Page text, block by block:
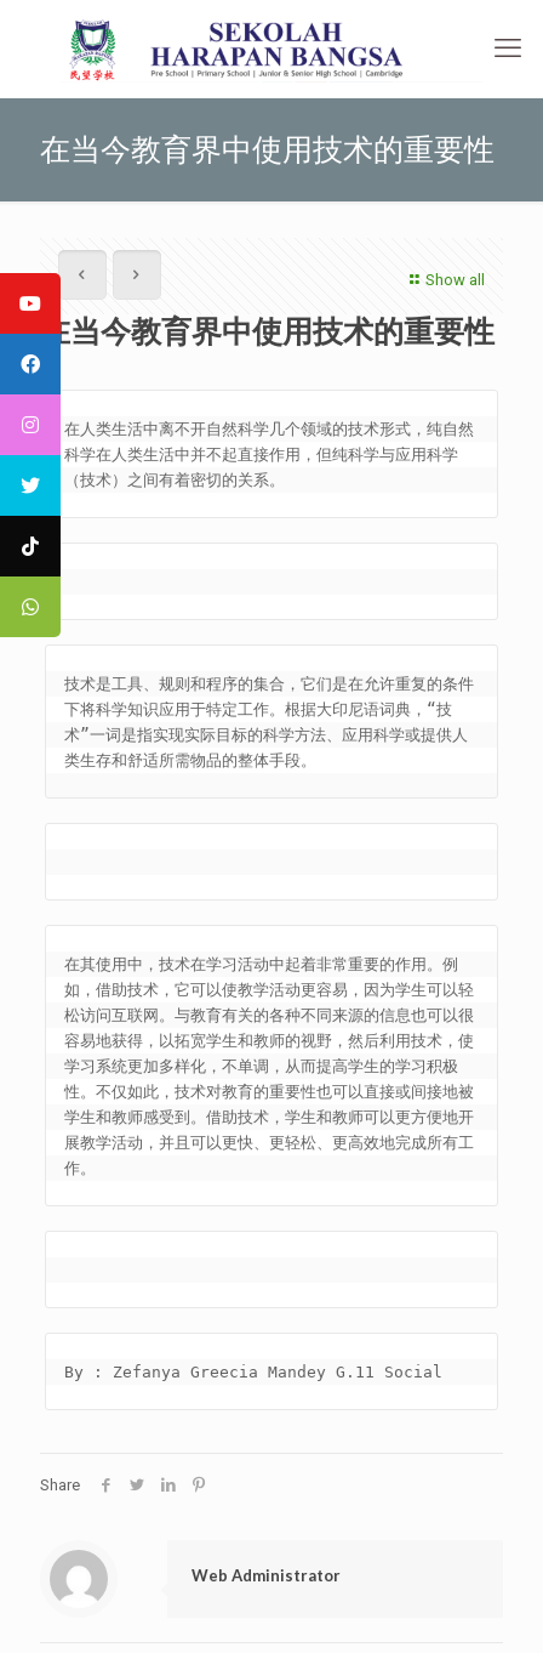
在当今教育界中使用技术的重要性
Show all
在当今教育界中使用技术的重要性
在人类生活中离不开自然科学几个领域的技术形式，纯自然
科学在人类生活中并不起直接作用，但纯科学与应用科学
（技术）之间有着密切的关系。
技术是工具、规则和程序的集合，它们是在允许重复的条件
下将科学知识应用于特定工作。根据大印尼语词典，“技
术”一词是指实现实际目标的科学方法、应用科学或提供人
类生存和舒适所需物品的整体手段。
在其使用中，技术在学习活动中起着非常重要的作用。例
如，借助技术，它可以使教学活动更容易，因为学生可以轻
松访问互联网。与教育有关的各种不同来源的信息也可以很
容易地获得，以拓宽学生和教师的视野，然后利用技术，使
学习系统更加多样化，不单调，从而提高学生的学习积极
性。不仅如此，技术对教育的重要性也可以直接或间接地被
学生和教师感受到。借助技术，学生和教师可以更方便地开
展教学活动，并且可以更快、更轻松、更高效地完成所有工
作。
By : Zefanya Greecia Mandey G.11 Social
Share
Web Administrator